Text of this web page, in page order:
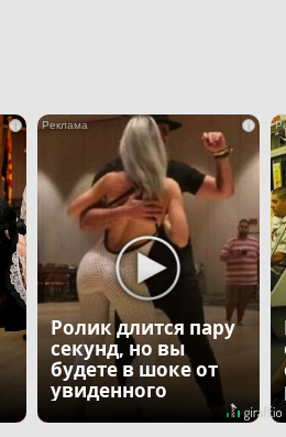
i i
Ролик длится пару
секунд, но вы
будете в шоке от
увиденного